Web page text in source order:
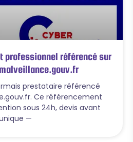
professionnel référencé sur
prestataire référencé
Ce référencement
sous 24h, devis avant
—